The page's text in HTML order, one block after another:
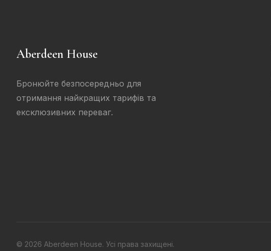
Aberdeen House
Бронюйте безпосередньо для
отримання найкращих тарифів та
ексклюзивних переваг.
© 2026 Aberdeen House. Усі права захищені.